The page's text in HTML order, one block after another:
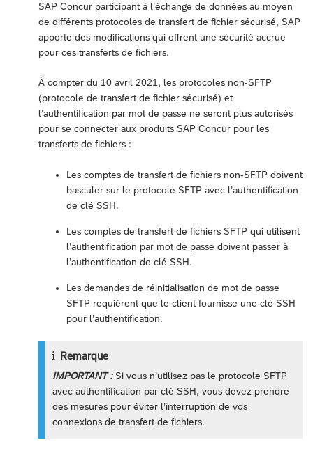
SAP Concur participant à l’échange de données au moyen
de différents protocoles de transfert de fichier sécurisé, SAP
apporte des modifications qui offrent une sécurité accrue
pour ces transferts de fichiers.
À compter du 10 avril 2021, les protocoles non-SFTP
(protocole de transfert de fichier sécurisé) et
l’authentification par mot de passe ne seront plus autorisés
pour se connecter aux produits SAP Concur pour les
transferts de fichiers :
Les comptes de transfert de fichiers non-SFTP doivent
basculer sur le protocole SFTP avec l’authentification
de clé SSH.
Les comptes de transfert de fichiers SFTP qui utilisent
l’authentification par mot de passe doivent passer à
l’authentification de clé SSH.
Les demandes de réinitialisation de mot de passe
SFTP requièrent que le client fournisse une clé SSH
pour l’authentification.
Remarque
IMPORTANT :Si vous n’utilisez pas le protocole SFTP
avec authentification par clé SSH, vous devez prendre
des mesures pour éviter l’interruption de vos
connexions de transfert de fichiers.